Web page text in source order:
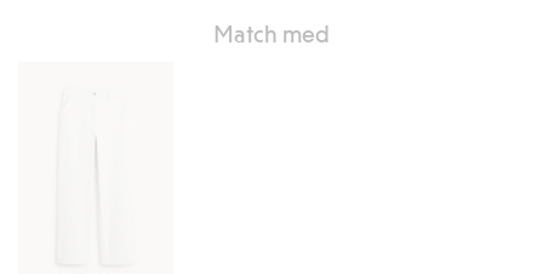
Match med